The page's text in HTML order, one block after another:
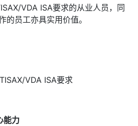
VDA ISA要求的从业人员，同
的员工亦具实用价值。
VDA ISA要求
能力